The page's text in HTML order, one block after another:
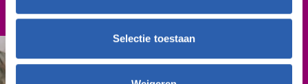
Selectie toestaan
€ 762,- (per schooljaar)